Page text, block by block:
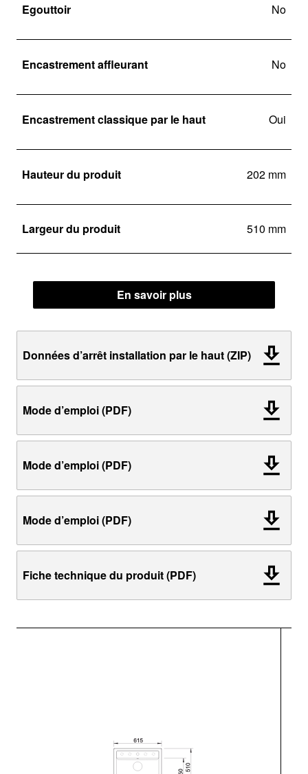
Egouttoir No
Encastrement affleurant No
Encastrement classique par le haut Oui
Hauteur du produit 202 mm
Largeur du produit 510 mm
En savoir plus
Données d’arrêt installation par le haut (ZIP)
Mode d’emploi (PDF)
Mode d’emploi (PDF)
Mode d’emploi (PDF)
Fiche technique du produit (PDF)